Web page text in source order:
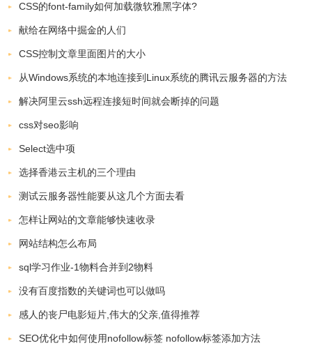
CSS的font-family如何加载微软雅黑字体?
献给在网络中掘金的人们
CSS控制文章里面图片的大小
从Windows系统的本地连接到Linux系统的腾讯云服务器的方法
解决阿里云ssh远程连接短时间就会断掉的问题
css对seo影响
Select选中项
选择香港云主机的三个理由
测试云服务器性能要从这几个方面去看
怎样让网站的文章能够快速收录
网站结构怎么布局
sql学习作业-1物料合并到2物料
没有百度指数的关键词也可以做吗
感人的丧尸电影短片,伟大的父亲,值得推荐
SEO优化中如何使用nofollow标签 nofollow标签添加方法